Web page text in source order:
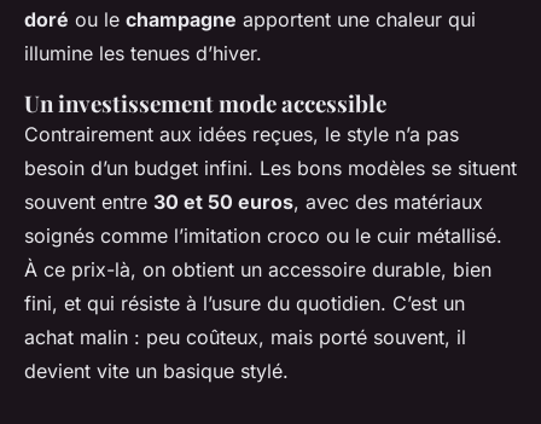
doré ou le champagne apportent une chaleur qui
illumine les tenues d’hiver.
Un investissement mode accessible
Contrairement aux idées reçues, le style n’a pas
besoin d’un budget infini. Les bons modèles se situent
souvent entre 30 et 50 euros, avec des matériaux
soignés comme l’imitation croco ou le cuir métallisé.
À ce prix-là, on obtient un accessoire durable, bien
fini, et qui résiste à l’usure du quotidien. C’est un
achat malin : peu coûteux, mais porté souvent, il
devient vite un basique stylé.